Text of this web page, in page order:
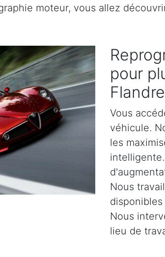
moteur, vous allez
pour
Vous
véhicule.
les
Nous
Nous
lieu de